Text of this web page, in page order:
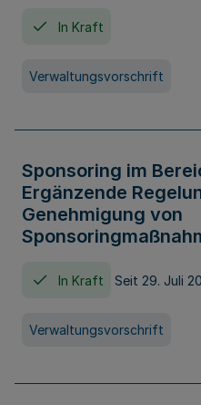
In Kraft
Verwaltungsvorschrift
Sponsoring im
Ergänzende
Genehmigung von
In Kraft Seit 29. Juli
Verwaltungsvorschrift